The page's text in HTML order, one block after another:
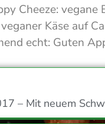
Cheeze: vegane
Käse auf
echt: Guten
– Mit neuem